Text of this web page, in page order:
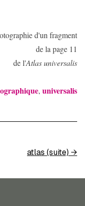
d'un fragment
de la page 11
de l'Atlas universalis
, universalis
atlas (suite) →